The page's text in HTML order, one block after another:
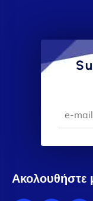
Ακολουθήστε